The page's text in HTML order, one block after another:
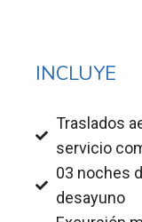
INCLUYE
Traslados
servicio
03 noches
desayuno